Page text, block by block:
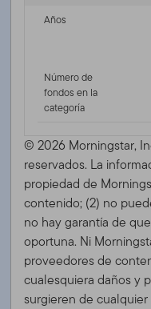
Años
Número de
fondos en la
categoría
© 2026 Morningstar,
reservados. La
propiedad de
contenido; (2) no
no hay garantía de
oportuna. Ni
proveedores de
cualesquiera daños y
surgieren de